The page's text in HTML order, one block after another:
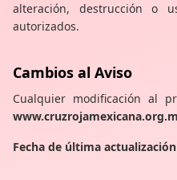
alteración, destrucción o
autorizados.
Cambios al Aviso
Cualquier modificación al
Fecha de última actualización